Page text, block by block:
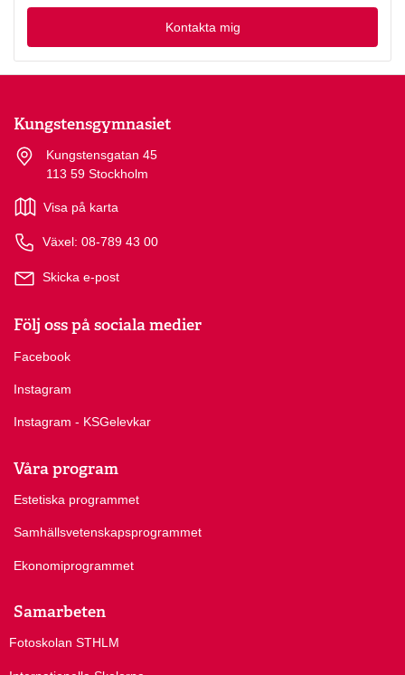
Kontakta mig
Kungstensgymnasiet
Kungstensgatan 45
113 59 Stockholm
Visa på karta
Växel: 08-789 43 00
Skicka e-post
Följ oss på sociala medier
Facebook
Instagram
Instagram - KSGelevkar
Våra program
Estetiska programmet
Samhällsvetenskapsprogrammet
Ekonomiprogrammet
Samarbeten
Fotoskolan STHLM